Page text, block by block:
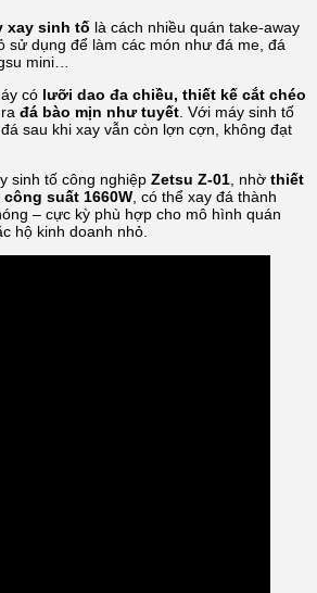
xay sinh tố là cách nhiều quán take-away
sử dụng để làm các món như đá me, đá
mini…
có lưỡi dao đa chiều, thiết kế cắt chéo
đá bào mịn như tuyết . Với máy sinh tố
sau khi xay vẫn còn lợn cợn, không đạt
sinh tố công nghiệp Zetsu Z-01 , nhờ thiết
suất 1660W , có thể xay đá thành
– cực kỳ phù hợp cho mô hình quán
hộ kinh doanh nhỏ.